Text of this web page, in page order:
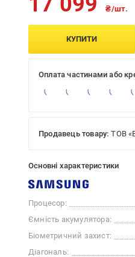
₴/шт.
КУПИТИ
Оплата частинами або
Продавець товару: ТОВ
Основні характеристики
Процесор:
Ємність акумулятора:
Біометричний захист:
Діагональ: